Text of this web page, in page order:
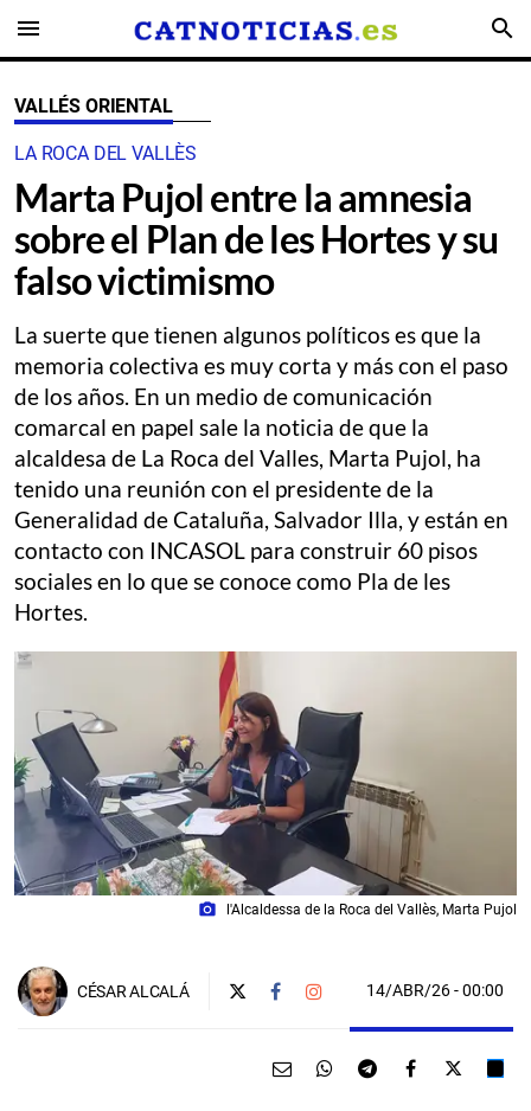
menu search
VALLÉS ORIENTAL
LA ROCA DEL VALLÈS
Marta Pujol entre la amnesia
sobre el Plan de les Hortes y su
falso victimismo
La suerte que tienen algunos políticos es que la
memoria colectiva es muy corta y más con el paso
de los años. En un medio de comunicación
comarcal en papel sale la noticia de que la
alcaldesa de La Roca del Valles, Marta Pujol, ha
tenido una reunión con el presidente de la
Generalidad de Cataluña, Salvador Illa, y están en
contacto con INCASOL para construir 60 pisos
sociales en lo que se conoce como Pla de les
Hortes.
photo_camera l'Alcaldessa de la Roca del Vallès, Marta Pujol
CÉSAR ALCALÁ 14/ABR/26- 00:00